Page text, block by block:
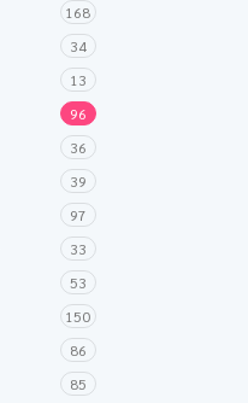
168
34
13
96
36
39
97
33
53
150
86
85